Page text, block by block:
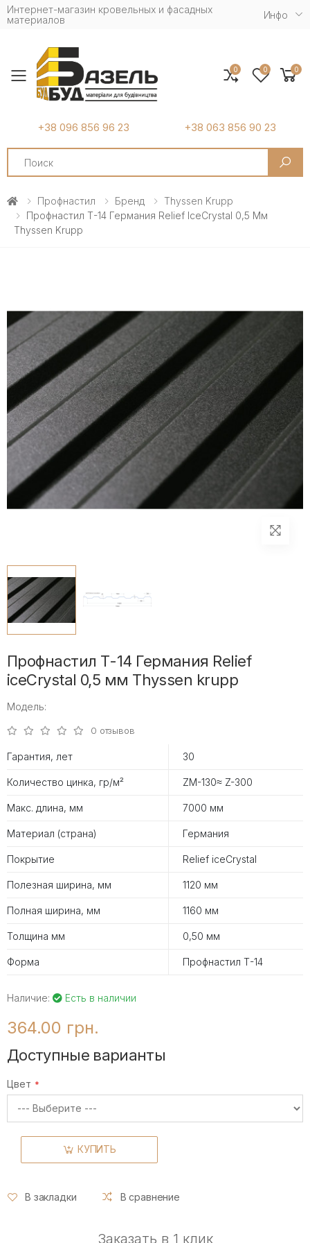
Интернет-магазин кровельных и фасадных
материалов
Инфо
Toggle mobile menu
+38 096 856 96 23 +38 063 856 90 23
Search
0 0 0
Профнастил Бренд
Thyssen Krupp
Профнастил Т-14 Германия Relief IceCrystal 0,5 Мм
Thyssen Krupp
Профнастил Т-14 Германия Relief
iceCrystal 0,5 мм Thyssen krupp
Модель:
0 отзывов
Гарантия, лет 30
Количество цинка, гр/м² ZM-130≈ Z-300
Макс. длина, мм 7000 мм
Материал (страна) Германия
Покрытие Relief iceCrystal
Полезная ширина, мм 1120 мм
Полная ширина, мм 1160 мм
Толщина мм 0,50 мм
Форма Профнастил Т-14
Наличие: Есть в наличии
364.00 грн.
Доступные варианты
Цвет
КУПИТЬ
В закладки В сравнение
Заказать в 1 клик